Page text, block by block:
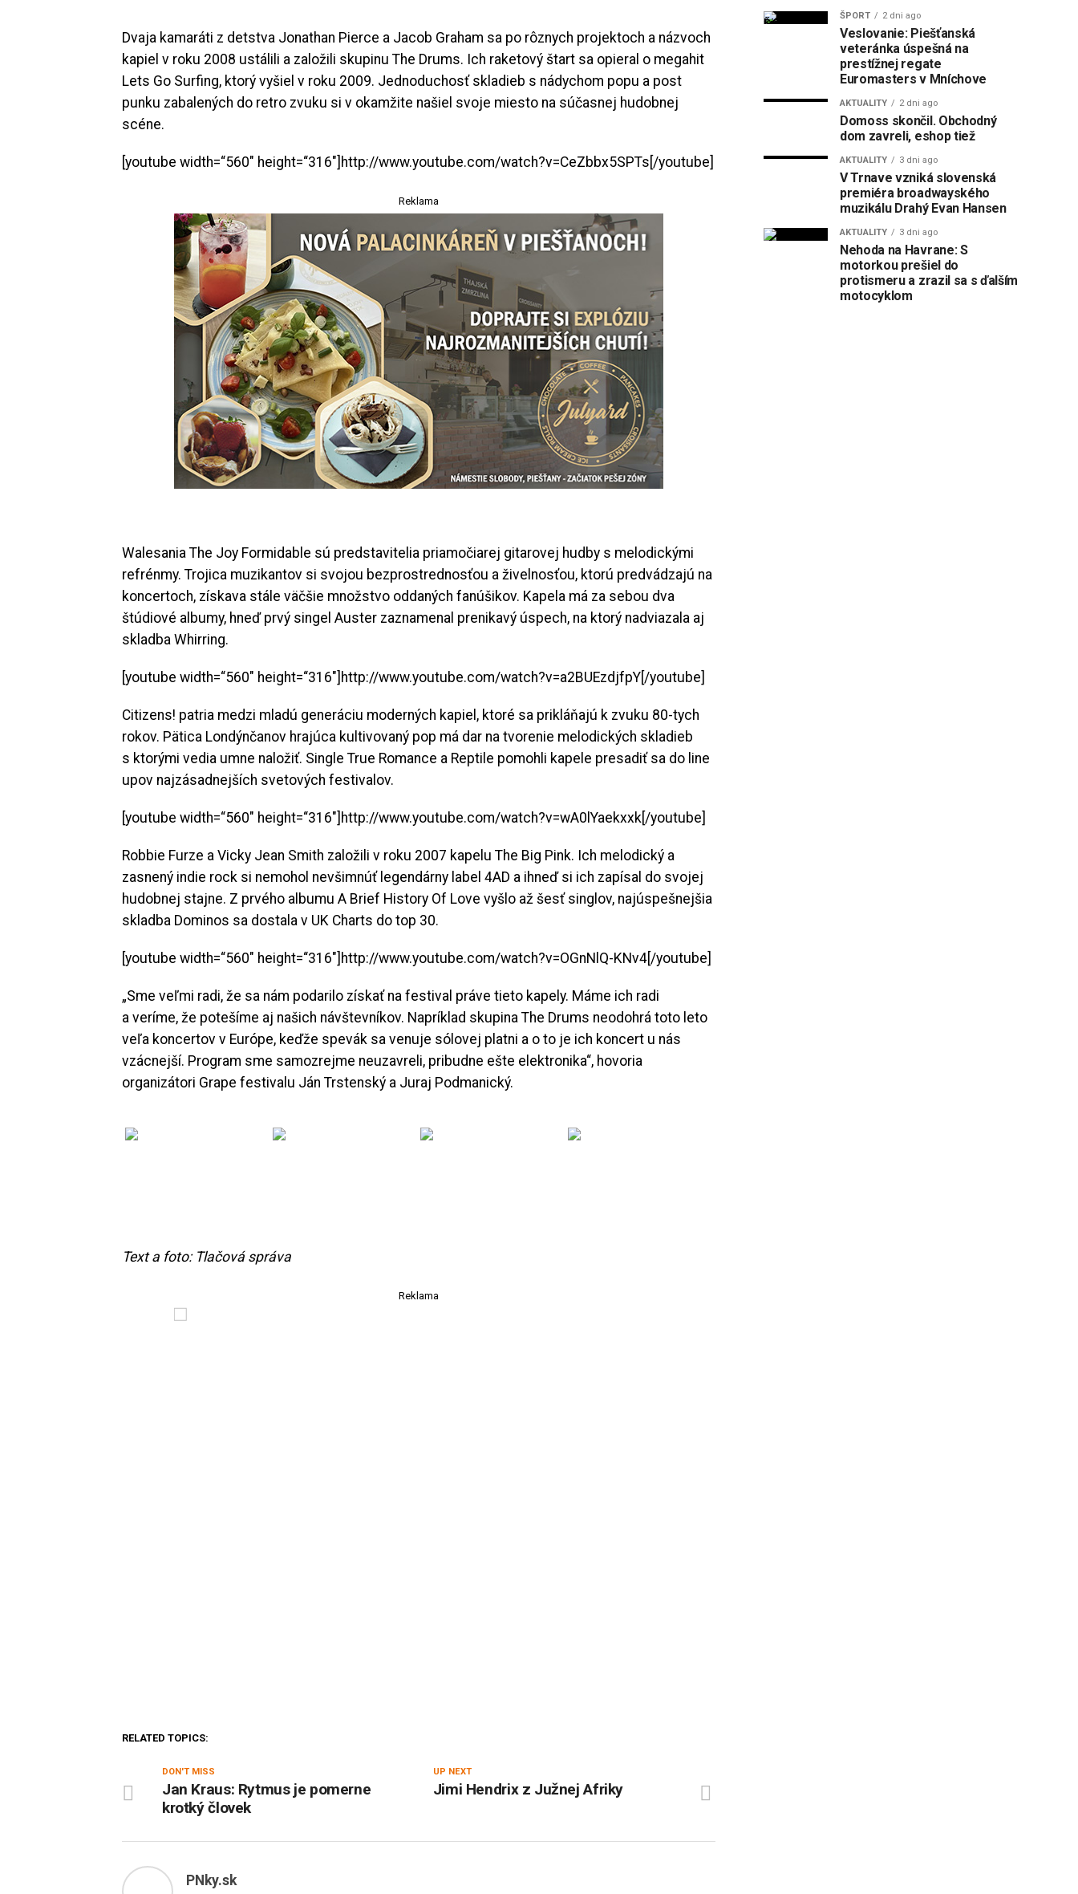
Dvaja kamaráti z detstva Jonathan Pierce a Jacob Graham sa po rôznych projektoch a názvoch
kapiel v roku 2008 ustálili a založili skupinu The Drums. Ich raketový štart sa opieral o megahit
Lets Go Surfing, ktorý vyšiel v roku 2009. Jednoduchosť skladieb s nádychom popu a post
punku zabalených do retro zvuku si v okamžite našiel svoje miesto na súčasnej hudobnej
scéne.
[youtube width=“560″ height=“316″]http://www.youtube.com/watch?v=CeZbbx5SPTs[/youtube]
Reklama
Walesania The Joy Formidable sú predstavitelia priamočiarej gitarovej hudby s melodickými
refrénmy. Trojica muzikantov si svojou bezprostrednosťou a živelnosťou, ktorú predvádzajú na
koncertoch, získava stále väčšie množstvo oddaných fanúšikov. Kapela má za sebou dva
štúdiové albumy, hneď prvý singel Auster zaznamenal prenikavý úspech, na ktorý nadviazala aj
skladba Whirring.
[youtube width=“560″ height=“316″]http://www.youtube.com/watch?v=a2BUEzdjfpY[/youtube]
Citizens! patria medzi mladú generáciu moderných kapiel, ktoré sa prikláňajú k zvuku 80-tych
rokov. Pätica Londýnčanov hrajúca kultivovaný pop má dar na tvorenie melodických skladieb
s ktorými vedia umne naložiť. Single True Romance a Reptile pomohli kapele presadiť sa do line
upov najzásadnejších svetových festivalov.
[youtube width=“560″ height=“316″]http://www.youtube.com/watch?v=wA0lYaekxxk[/youtube]
Robbie Furze a Vicky Jean Smith založili v roku 2007 kapelu The Big Pink. Ich melodický a
zasnený indie rock si nemohol nevšimnúť legendárny label 4AD a ihneď si ich zapísal do svojej
hudobnej stajne. Z prvého albumu A Brief History Of Love vyšlo až šesť singlov, najúspešnejšia
skladba Dominos sa dostala v UK Charts do top 30.
[youtube width=“560″ height=“316″]http://www.youtube.com/watch?v=OGnNlQ-KNv4[/youtube]
„Sme veľmi radi, že sa nám podarilo získať na festival práve tieto kapely. Máme ich radi
a veríme, že potešíme aj našich návštevníkov. Napríklad skupina The Drums neodohrá toto leto
veľa koncertov v Európe, keďže spevák sa venuje sólovej platni a o to je ich koncert u nás
vzácnejší. Program sme samozrejme neuzavreli, pribudne ešte elektronika“, hovoria
organizátori Grape festivalu Ján Trstenský a Juraj Podmanický.
Text a foto: Tlačová správa
Reklama
RELATED TOPICS:
UP NEXT
Jimi Hendrix z Južnej Afriky
DON'T MISS
Jan Kraus: Rytmus je pomerne
krotký človek
PNky.sk
ŠPORT 2 dni ago
Veslovanie: Piešťanská
veteránka úspešná na
prestížnej regate
Euromasters v Mníchove
AKTUALITY 2 dni ago
Domoss skončil. Obchodný
dom zavreli, eshop tiež
AKTUALITY 3 dni ago
V Trnave vzniká slovenská
premiéra broadwayského
muzikálu Drahý Evan Hansen
AKTUALITY 3 dni ago
Nehoda na Havrane: S
motorkou prešiel do
protismeru a zrazil sa s ďalším
motocyklom